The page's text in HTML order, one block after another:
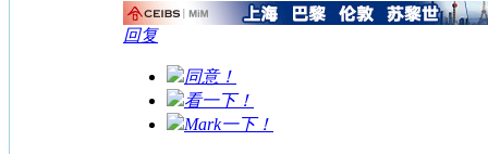
回复
同意！
看一下！
Mark一下！